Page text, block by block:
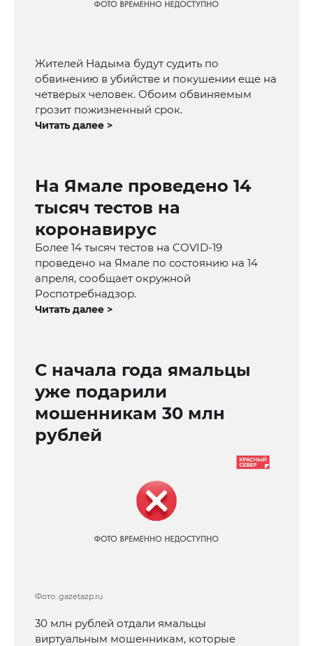
Жителей Надыма будут судить по
обвинению в убийстве и покушении еще на
четверых человек. Обоим обвиняемым
грозит пожизненный срок.
Читать далее >
На Ямале проведено 14
тысяч тестов на
коронавирус
Более 14 тысяч тестов на COVID-19
проведено на Ямале по состоянию на 14
апреля, сообщает окружной
Роспотребнадзор.
Читать далее >
С начала года ямальцы
уже подарили
мошенникам 30 млн
рублей
Фото: gazetazp.ru
30 млн рублей отдали ямальцы
виртуальным мошенникам, которые